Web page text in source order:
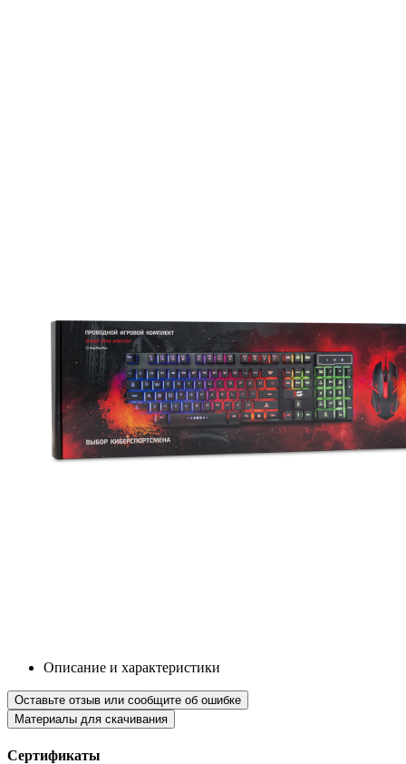
Описание и характеристики
Оставьте отзыв или сообщите об ошибке
Материалы для скачивания
Сертификаты